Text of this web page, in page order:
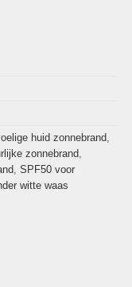
huid zonnebrand
zonnebrand
SPF50 voor
witte waas